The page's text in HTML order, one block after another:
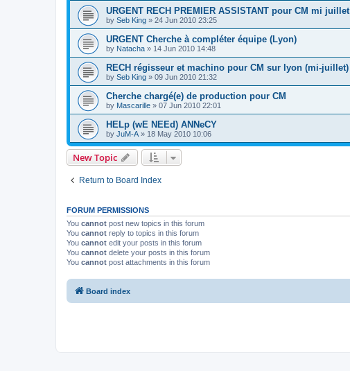
URGENT RECH PREMIER ASSISTANT pour CM mi juillet
by Seb King » 24 Jun 2010 23:25
URGENT Cherche à compléter équipe (Lyon)
by Natacha » 14 Jun 2010 14:48
RECH régisseur et machino pour CM sur lyon (mi-juillet)
by Seb King » 09 Jun 2010 21:32
Cherche chargé(e) de production pour CM
by Mascarille » 07 Jun 2010 22:01
HELp (wE NEEd) ANNeCY
by JuM-A » 18 May 2010 10:06
New Topic
Return to Board Index
FORUM PERMISSIONS
You cannot post new topics in this forum
You cannot reply to topics in this forum
You cannot edit your posts in this forum
You cannot delete your posts in this forum
You cannot post attachments in this forum
Board index